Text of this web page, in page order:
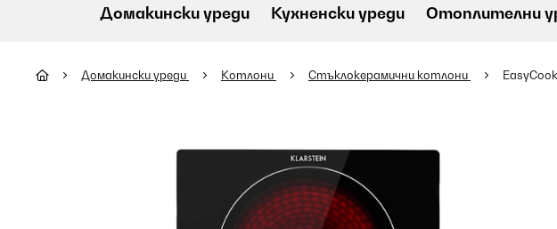
Домакински уреди Кухненски уреди Oтоплителни
Домакински уреди Котлони Стъклокерамични котлони